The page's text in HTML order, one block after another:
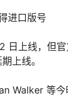
进口版号
上线，但
上线。
Walker 等今